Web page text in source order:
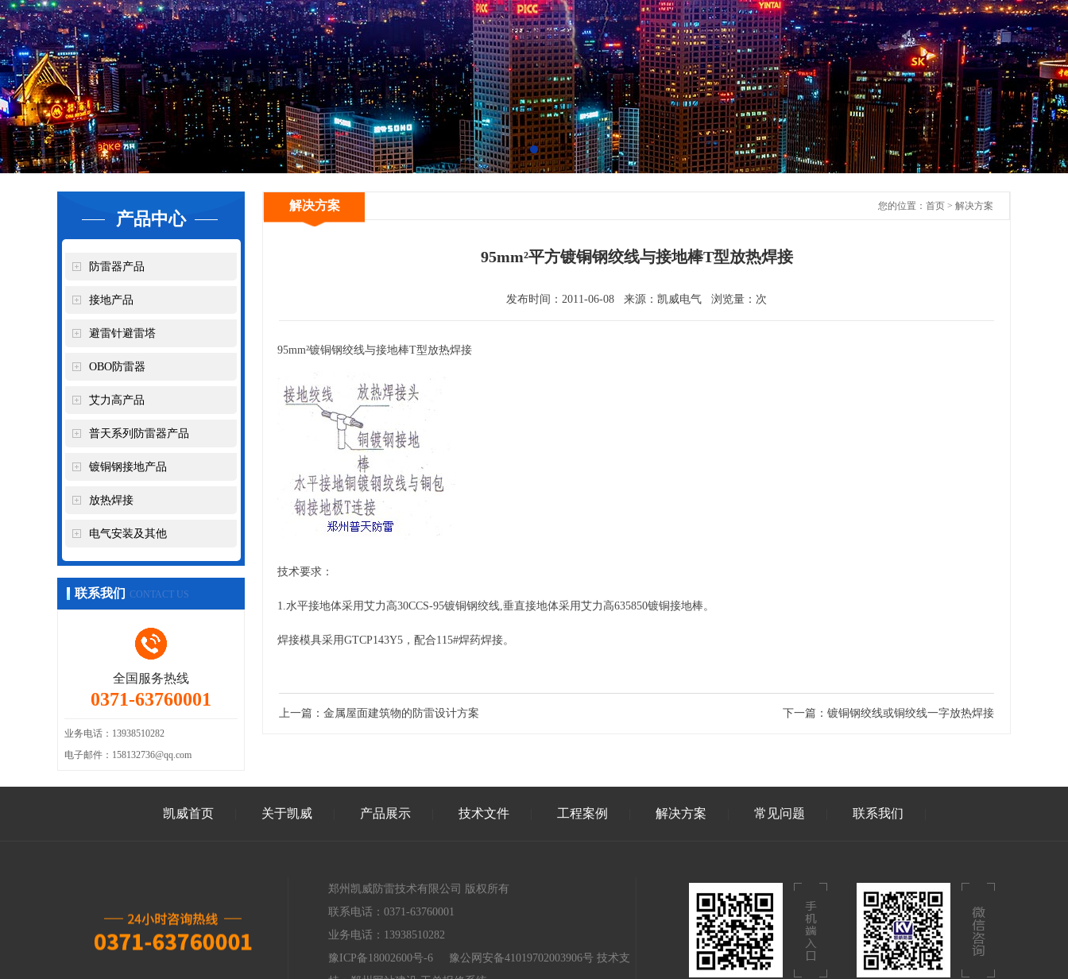
产品中心
防雷器产品
接地产品
避雷针避雷塔
OBO防雷器
艾力高产品
普天系列防雷器产品
镀铜钢接地产品
放热焊接
电气安装及其他
联系我们 CONTACT US
全国服务热线
0371-63760001
业务电话：13938510282
电子邮件：158132736@qq.com
您的位置： 首页 > 解决方案
解决方案
95mm²平方镀铜钢绞线与接地棒T型放热焊接
发布时间：2011-06-08 来源：凯威电气 浏览量： 次
95mm²镀铜钢绞线与接地棒T型放热焊接
技术要求：
1.水平接地体采用艾力高30CCS-95镀铜钢绞线,垂直接地体采用艾力高635850镀铜接地棒。
焊接模具采用GTCP143Y5，配合115#焊药焊接。
上一篇： 金属屋面建筑物的防雷设计方案 下一篇： 镀铜钢绞线或铜绞线一字放热焊接
凯威首页 关于凯威 产品展示 技术文件 工程案例 解决方案 常见问题 联系我们
郑州凯威防雷技术有限公司 版权所有
联系电话：0371-63760001
业务电话：13938510282
豫ICP备18002600号-6
豫公网安备41019702003906号 技术支